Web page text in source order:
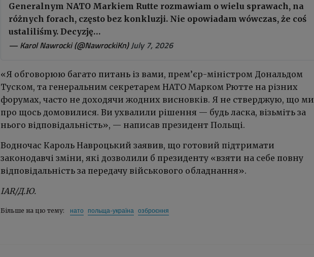
Generalnym NATO Markiem Rutte rozmawiam o wielu sprawach, na
różnych forach, często bez konkluzji. Nie opowiadam wówczas, że coś
ustaliliśmy. Decyzję…
— Karol Nawrocki (@NawrockiKn)July 7, 2026
«Я обговорюю багато питань із вами, прем’єр-міністром Дональдом
Туском, та генеральним секретарем НАТО Марком Рютте на різних
форумах, часто не доходячи жодних висновків. Я не стверджую, що ми
про щось домовилися. Ви ухвалили рішення — будь ласка, візьміть за
нього відповідальність», — написав президент Польщі.
Водночас Кароль Навроцький заявив, що готовий підтримати
законодавчі зміни, які дозволили б президенту «взяти на себе повну
відповідальність за передачу військового обладнання».
IAR/Д.Ю.
Більше на цю тему: нато польща-україна озброєння